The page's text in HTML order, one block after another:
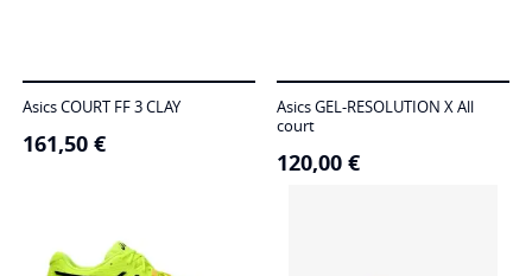
Asics COURT FF 3 CLAY
161,50 €
Asics GEL-RESOLUTION X All
court
120,00 €